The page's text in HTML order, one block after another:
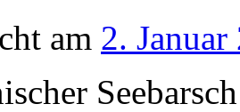
am 2. Januar